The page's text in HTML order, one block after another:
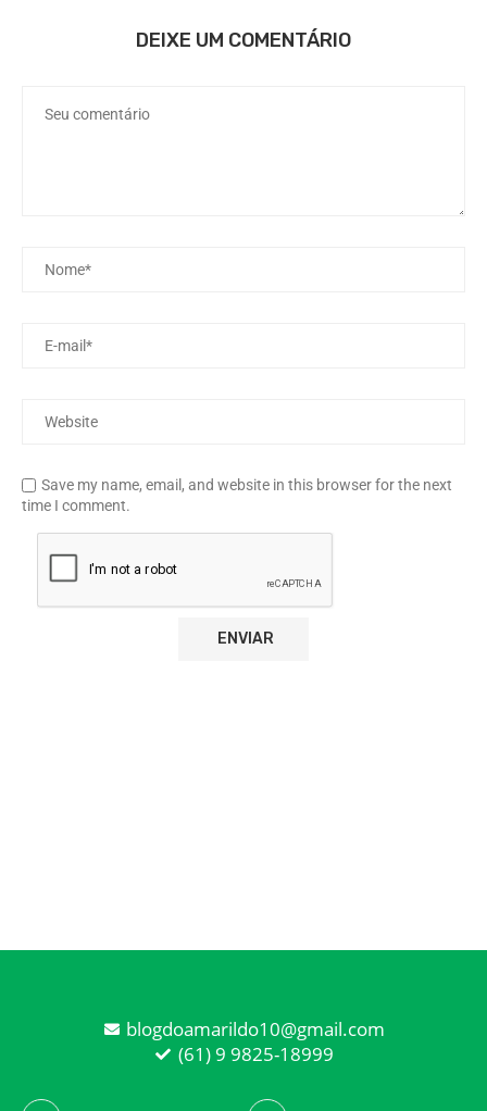
DEIXE UM COMENTÁRIO
Save my name, email, and website in this browser for the next
time I comment.
blogdoamarildo10@gmail.com
(61) 9 9825-18999